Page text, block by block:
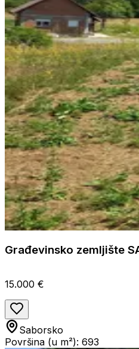
Građevinsko zemljište
15.000 €
Saborsko
Površina (u m²): 693